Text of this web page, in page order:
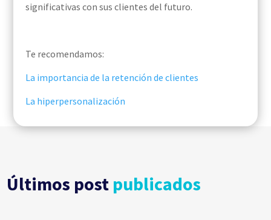
significativas con sus clientes del futuro.
Te recomendamos:
La importancia de la retención de clientes
La hiperpersonalización
Últimos post publicados